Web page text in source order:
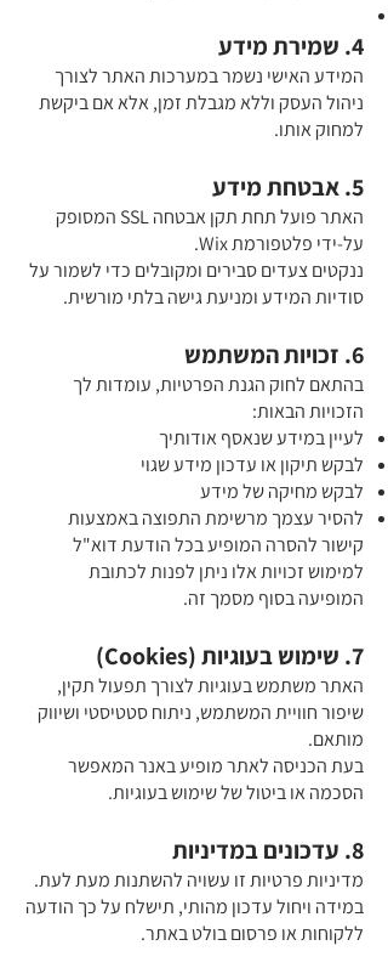
4. שמירת מידע
המידע האישי נשמר במערכות האתר לצורך
ניהול העסק וללא מגבלת זמן, אלא אם ביקשת
למחוק אותו.
5. אבטחת מידע
האתר פועל תחת תקן אבטחה SSL המסופק
על-ידי פלטפורמת Wix.
ננקטים צעדים סבירים ומקובלים כדי לשמור על
סודיות המידע ומניעת גישה בלתי מורשית.
6. זכויות המשתמש
בהתאם לחוק הגנת הפרטיות, עומדות לך
הזכויות הבאות:
לעיין במידע שנאסף אודותיך
לבקש תיקון או עדכון מידע שגוי
לבקש מחיקה של מידע
להסיר עצמך מרשימת התפוצה באמצעות
קישור להסרה המופיע בכל הודעת דוא"ל
למימוש זכויות אלו ניתן לפנות לכתובת
המופיעה בסוף מסמך זה.
7. שימוש בעוגיות (Cookies)
האתר משתמש בעוגיות לצורך תפעול תקין,
שיפור חוויית המשתמש, ניתוח סטטיסטי ושיווק
מותאם.
בעת הכניסה לאתר מופיע באנר המאפשר
הסכמה או ביטול של שימוש בעוגיות.
8. עדכונים במדיניות
מדיניות פרטיות זו עשויה להשתנות מעת לעת.
במידה ויחול עדכון מהותי, תישלח על כך הודעה
ללקוחות או פרסום בולט באתר.